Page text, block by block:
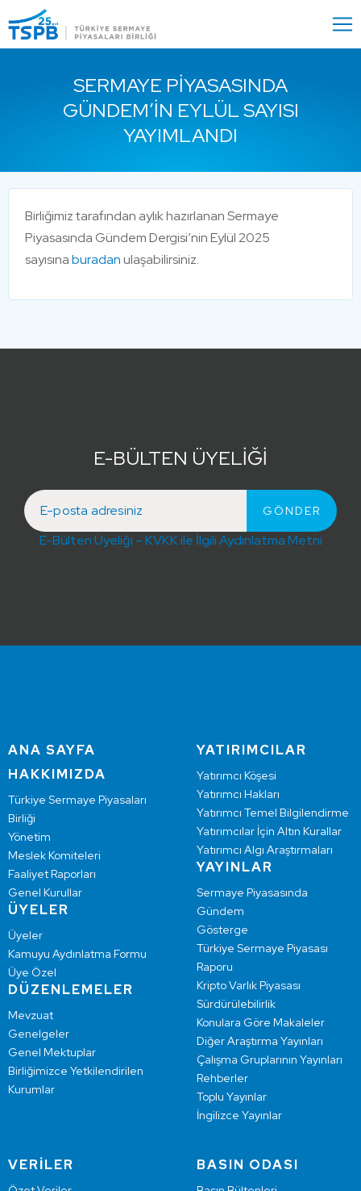
Close
SERMAYE PIYASASINDA
GÜNDEM’IN EYLÜL SAYISI
YAYIMLANDI
Birliğimiz tarafından aylık hazırlanan Sermaye
Piyasasında Gündem Dergisi’nin Eylül 2025
sayısınaburadanulaşabilirsiniz.
E-BÜLTEN ÜYELİĞİ
E-Bülten Üyeliği – KVKK ile İlgili Aydınlatma Metni
ANA SAYFA
HAKKIMIZDA
Türkiye Sermaye Piyasaları
Birliği
Yönetim
Meslek Komiteleri
Faaliyet Raporları
Genel Kurullar
ÜYELER
Üyeler
Kamuyu Aydınlatma Formu
Üye Özel
DÜZENLEMELER
Mevzuat
Genelgeler
Genel Mektuplar
Birliğimizce Yetkilendirilen
Kurumlar
YATIRIMCILAR
Yatırımcı Köşesi
Yatırımcı Hakları
Yatırımcı Temel Bilgilendirme
Yatırımcılar İçin Altın Kurallar
Yatırımcı Algı Araştırmaları
YAYINLAR
Sermaye Piyasasında
Gündem
Gösterge
Türkiye Sermaye Piyasası
Raporu
Kripto Varlık Piyasası
Sürdürülebilirlik
Konulara Göre Makaleler
Diğer Araştırma Yayınları
Çalışma Gruplarının Yayınları
Rehberler
Toplu Yayınlar
İngilizce Yayınlar
VERİLER BASIN ODASI